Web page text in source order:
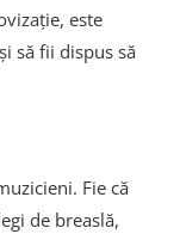
este
să fii dispus să
Fie că
de breaslă,